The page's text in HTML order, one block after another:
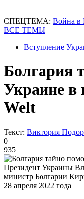
СПЕЦТЕМА: Война в
ВСЕ ТЕМЫ
Вступление
Болгария
Украине в
Welt
Текст: Виктория
0
935
Президент Украины
министр Болгарии
28 апреля 2022 года